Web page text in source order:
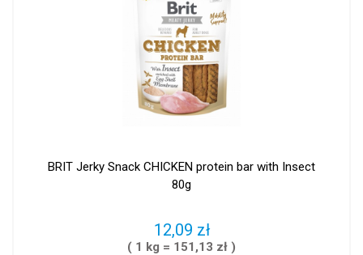
BRIT Jerky Snack CHICKEN protein bar with Insect
80g
12,09 zł
( 1 kg = 151,13 zł )